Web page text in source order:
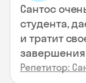
Сантос
студента,
и тратит
Репетитор: